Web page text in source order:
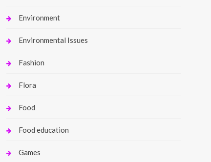
Environment
Environmental Issues
Fashion
Flora
Food
Food education
Games